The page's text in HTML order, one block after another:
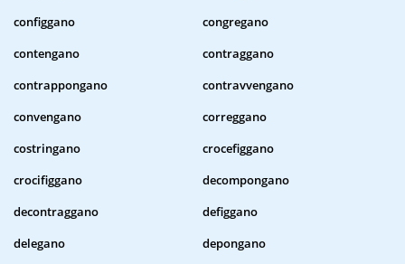
configgano
congregano
contengano
contraggano
contrappongano
contravvengano
convengano
correggano
costringano
crocefiggano
crocifiggano
decompongano
decontraggano
defiggano
delegano
depongano